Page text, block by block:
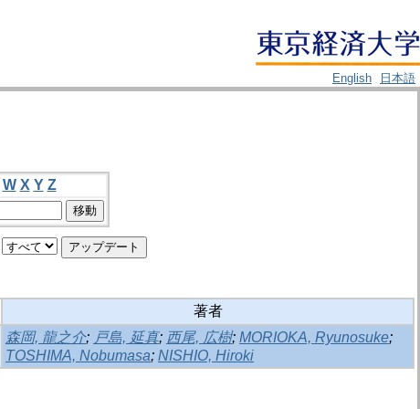
English
日本語
W X Y Z
著者
森岡, 龍之介; 戸島, 延真; 西尾, 広樹; MORIOKA, Ryunosuke;
TOSHIMA, Nobumasa; NISHIO, Hiroki